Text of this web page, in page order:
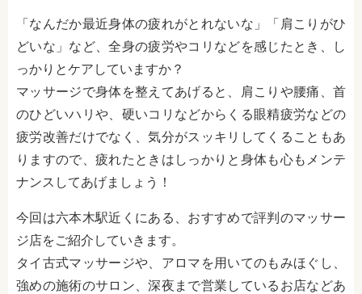
「なんだか最近身体の疲れがとれないな」「肩こりがひ
どいな」など、全身の疲労やコリなどを感じたとき、し
っかりとケアしていますか？
マッサージで身体を整えてあげると、肩こりや腰痛、首
のひどいハリや、硬いコリなどからくる眼精疲労などの
疲労改善だけでなく、気分がスッキリしてくることもあ
りますので、疲れたときはしっかりと身体も心もメンテ
ナンスしてあげましょう！
今回は六本木駅近くにある、おすすめで評判のマッサー
ジ店をご紹介していきます。
タイ古式マッサージや、アロマを用いてのもみほぐし、
強めの施術のサロン、深夜まで営業しているお店などあ